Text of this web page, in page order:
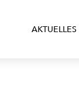
AKTUELLES